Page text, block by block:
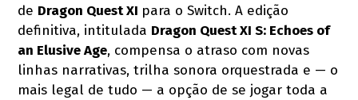
de Dragon Quest XI para o Switch. A edição
definitiva, intitulada Dragon Quest XI S: Echoes of
an Elusive Age, compensa o atraso com novas
linhas narrativas, trilha sonora orquestrada e — o
mais legal de tudo — a opção de se jogar toda a